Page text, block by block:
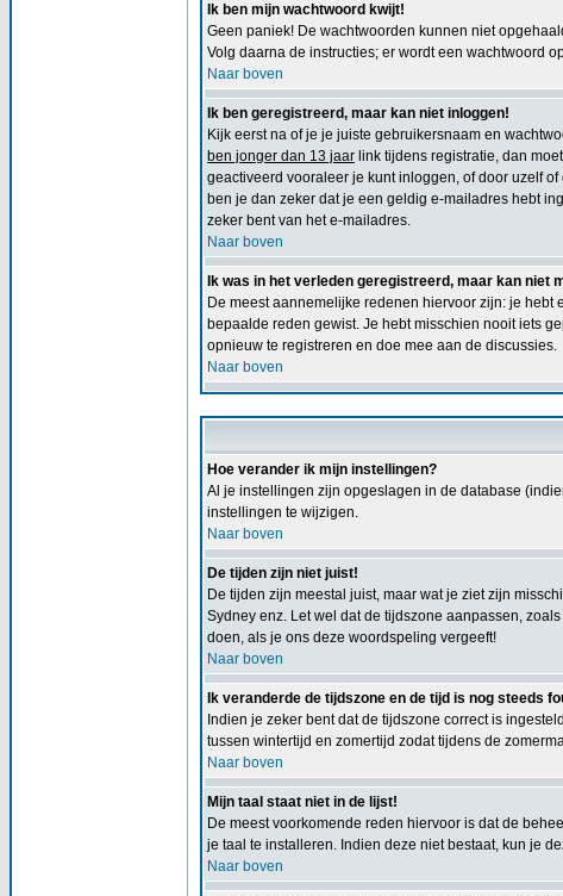
Ik ben mijn wachtwoord kwijt!
Geen paniek! De wachtwoorden kunnen niet
Volg daarna de instructies; er wordt een wachtwoord
Naar boven
Ik ben geregistreerd, maar kan niet inloggen!
Kijk eerst na of je je juiste gebruikersnaam en
ben jonger dan 13 jaar link tijdens registratie, dan
geactiveerd vooraleer je kunt inloggen, of door uzelf
ben je dan zeker dat je een geldig e-mailadres hebt
zeker bent van het e-mailadres.
Naar boven
Ik was in het verleden geregistreerd, maar kan niet
De meest aannemelijke redenen hiervoor zijn: je
bepaalde reden gewist. Je hebt misschien nooit iets
opnieuw te registreren en doe mee aan de discussies.
Naar boven
Hoe verander ik mijn instellingen?
Al je instellingen zijn opgeslagen in de database
instellingen te wijzigen.
Naar boven
De tijden zijn niet juist!
De tijden zijn meestal juist, maar wat je ziet zijn
Sydney enz. Let wel dat de tijdszone aanpassen,
doen, als je ons deze woordspeling vergeeft!
Naar boven
Ik veranderde de tijdszone en de tijd is nog steeds
Indien je zeker bent dat de tijdszone correct is
tussen wintertijd en zomertijd zodat tijdens de
Naar boven
Mijn taal staat niet in de lijst!
De meest voorkomende reden hiervoor is dat de
je taal te installeren. Indien deze niet bestaat, kun je
Naar boven